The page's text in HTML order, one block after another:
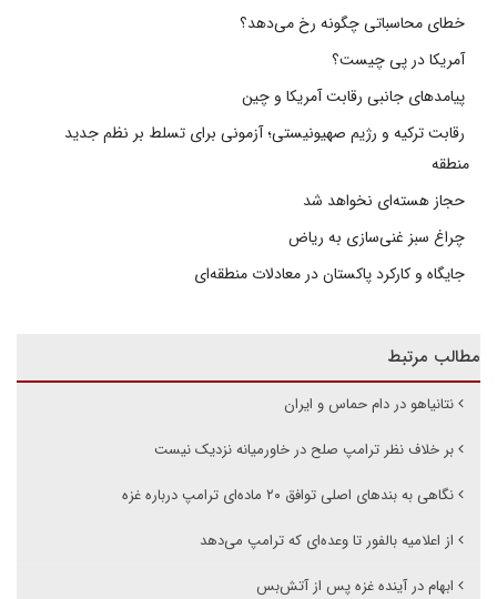
خطای محاسباتی چگونه رخ می‌دهد؟
آمریکا در پی چیست؟
پیامدهای جانبی رقابت آمریکا و چین
رقابت ترکیه و رژیم صهیونیستی؛ آزمونی برای تسلط بر نظم جدید
منطقه
حجاز هسته‌ای نخواهد شد
چراغ سبز غنی‌سازی به ریاض
جایگاه و کارکرد پاکستان در معادلات منطقه‌ای
مطالب مرتبط
نتانیاهو در دام حماس و ایران
بر خلاف نظر ترامپ صلح در خاورمیانه نزدیک نیست
نگاهی به بندهای اصلی توافق ۲۰ ماده‌ای ترامپ درباره غزه
از اعلامیه بالفور تا وعده‌ای که ترامپ می‌دهد
ابهام در آینده غزه پس از آتش‌بس